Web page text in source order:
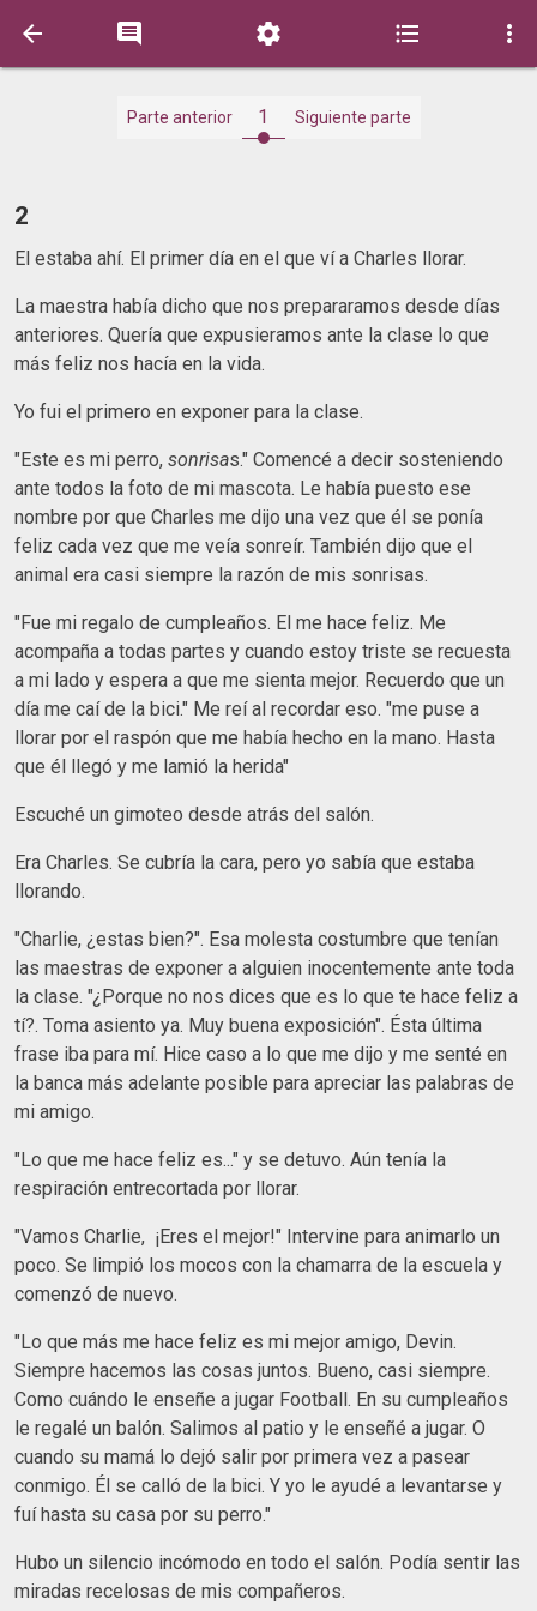
    
Parte anterior 1 Siguiente parte
2
El estaba ahí. El primer día en el que ví a Charles llorar.
La maestra había dicho que nos prepararamos desde días
anteriores. Quería que expusieramos ante la clase lo que
más feliz nos hacía en la vida.
Yo fui el primero en exponer para la clase.
"Este es mi perro, sonrisas." Comencé a decir sosteniendo
ante todos la foto de mi mascota. Le había puesto ese
nombre por que Charles me dijo una vez que él se ponía
feliz cada vez que me veía sonreír. También dijo que el
animal era casi siempre la razón de mis sonrisas.
"Fue mi regalo de cumpleaños. El me hace feliz. Me
acompaña a todas partes y cuando estoy triste se recuesta
a mi lado y espera a que me sienta mejor. Recuerdo que un
día me caí de la bici." Me reí al recordar eso. "me puse a
llorar por el raspón que me había hecho en la mano. Hasta
que él llegó y me lamió la herida"
Escuché un gimoteo desde atrás del salón.
Era Charles. Se cubría la cara, pero yo sabía que estaba
llorando.
"Charlie, ¿estas bien?". Esa molesta costumbre que tenían
las maestras de exponer a alguien inocentemente ante toda
la clase. "¿Porque no nos dices que es lo que te hace feliz a
tí?. Toma asiento ya. Muy buena exposición". Ésta última
frase iba para mí. Hice caso a lo que me dijo y me senté en
la banca más adelante posible para apreciar las palabras de
mi amigo.
"Lo que me hace feliz es..." y se detuvo. Aún tenía la
respiración entrecortada por llorar.
"Vamos Charlie, ¡Eres el mejor!" Intervine para animarlo un
poco. Se limpió los mocos con la chamarra de la escuela y
comenzó de nuevo.
"Lo que más me hace feliz es mi mejor amigo, Devin.
Siempre hacemos las cosas juntos. Bueno, casi siempre.
Como cuándo le enseñe a jugar Football. En su cumpleaños
le regalé un balón. Salimos al patio y le enseñé a jugar. O
cuando su mamá lo dejó salir por primera vez a pasear
conmigo. Él se calló de la bici. Y yo le ayudé a levantarse y
fuí hasta su casa por su perro."
Hubo un silencio incómodo en todo el salón. Podía sentir las
miradas recelosas de mis compañeros.